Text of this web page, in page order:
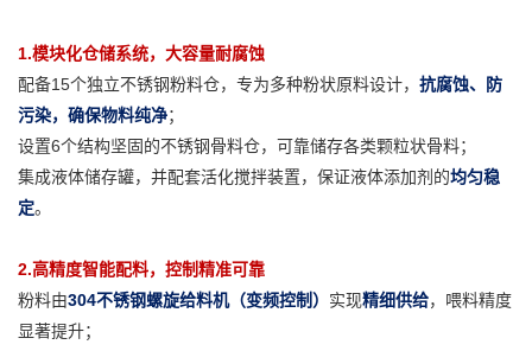
1.模块化仓储系统，大容量耐腐蚀
配备15个独立不锈钢粉料仓，专为多种粉状原料设计， 抗腐蚀、防
污染，确保物料纯净；
设置6个结构坚固的不锈钢骨料仓，可靠储存各类颗粒状骨料；
集成液体储存罐，并配套活化搅拌装置，保证液体添加剂的均匀稳
定。
2.高精度智能配料，控制精准可靠
粉料由304不锈钢螺旋给料机（变频控制） 实现精细供给，喂料精度
显著提升；